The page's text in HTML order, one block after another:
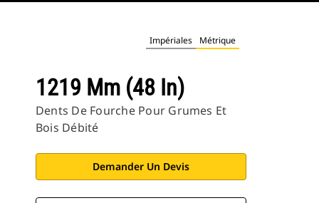
Impériales Métrique
1219 Mm (48 In)
Dents De Fourche Pour Grumes Et
Bois Débité
Demander Un Devis